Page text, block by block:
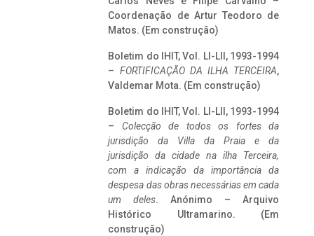
Coordenação de Artur Teodoro de
Matos. (Em construção)
Boletim do IHIT, Vol. LI-LII, 1993-1994
– FORTIFICAÇÃO DA ILHA TERCEIRA,
Valdemar Mota. (Em construção)
Boletim do IHIT, Vol. LI-LII, 1993-1994
– Colecção de todos os fortes da
jurisdição da Villa da Praia e da
jurisdição da cidade na ilha Terceira,
com a indicação da importância da
despesa das obras necessárias em cada
um deles. Anónimo – Arquivo
Histórico Ultramarino. (Em
construção)